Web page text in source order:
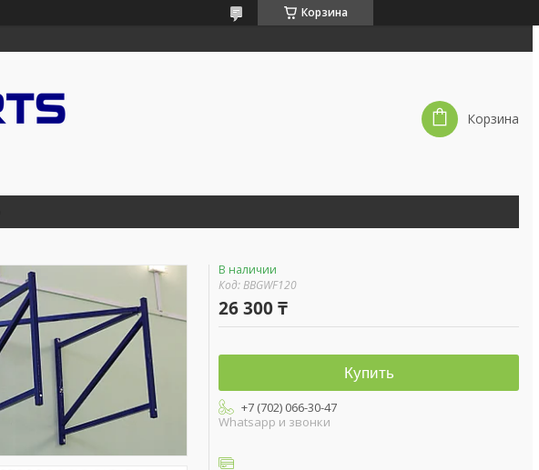
Корзина
Корзина
В наличии
Код:BBGWF120
26 300 ₸
Купить
+7 (702) 066-30-47
Whatsapp и звонки